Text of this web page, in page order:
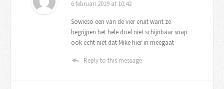
6 februari 2019 at 10:42
Sowieso een van de vier eruit want ze
begrijpen het hele doel niet schijnbaar snap
ook echt niet dat Mike hier in meegaat
Reply to this message